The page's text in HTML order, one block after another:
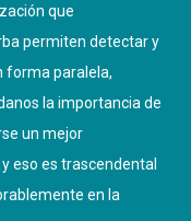
que
permiten detectar y
forma paralela,
la importancia de
un mejor
eso es trascendental
en la